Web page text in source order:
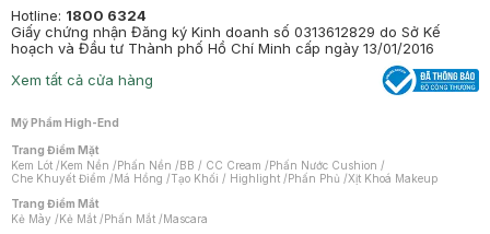
Hotline: 1800 6324
Giấy chứng nhận Đăng ký Kinh doanh số 0313612829 do Sở Kế
hoạch và Đầu tư Thành phố Hồ Chí Minh cấp ngày 13/01/2016
Xem tất cả cửa hàng
Mỹ Phẩm High-End
Trang Điểm Mặt
Kem Lót /Kem Nền /Phấn Nền /BB / CC Cream /Phấn Nước Cushion /
Che Khuyết Điểm /Má Hồng /Tạo Khối / Highlight /Phấn Phủ /Xịt Khoá Makeup
Trang Điểm Mắt
Kẻ Mày /Kẻ Mắt /Phấn Mắt /Mascara